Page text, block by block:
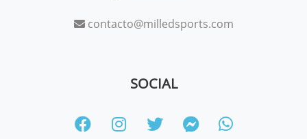
contacto@milledsports.com
SOCIAL